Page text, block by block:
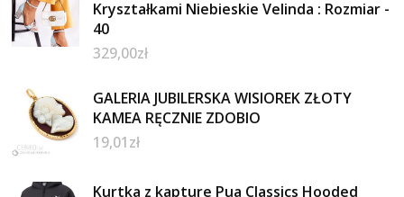
Kryształkami Niebieskie Velinda : Rozmiar -
40
329,00zł
GALERIA JUBILERSKA WISIOREK ZŁOTY
KAMEA RĘCZNIE ZDOBIO
19,01zł
Kurtka z kapture Pua Classics Hooded